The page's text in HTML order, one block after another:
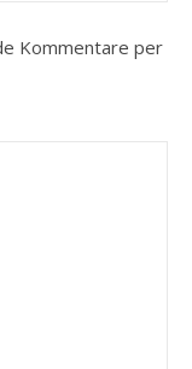
Kommentare per